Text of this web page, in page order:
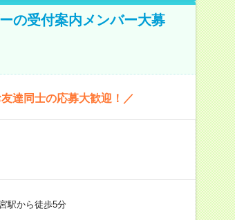
の受付案内メンバー大募
達同士の応募大歓迎！／
駅から徒歩5分